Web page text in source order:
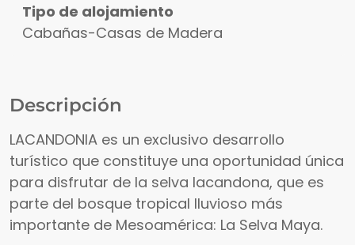
Tipo de alojamiento
Cabañas-Casas de Madera
Descripción
LACANDONIA es un exclusivo desarrollo
turístico que constituye una oportunidad única
para disfrutar de la selva lacandona, que es
parte del bosque tropical lluvioso más
importante de Mesoamérica: La Selva Maya.